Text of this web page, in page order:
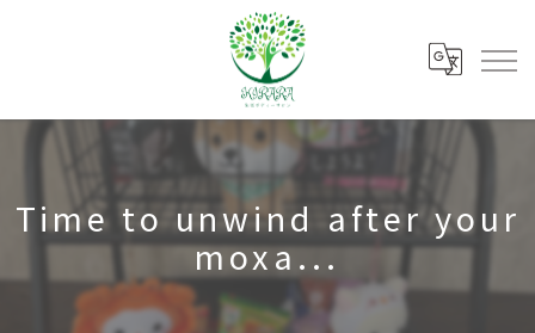
Time to unwind after your
moxa...